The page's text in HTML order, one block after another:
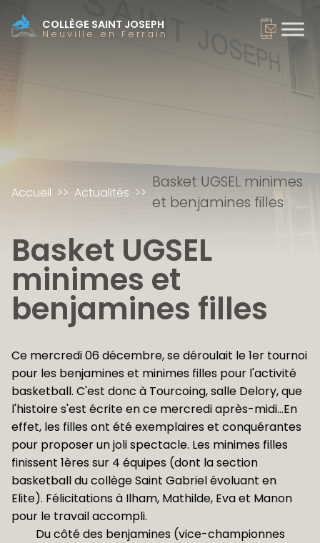
COLLÈGE SAINT JOSEPH
Neuville en Ferrain
Accueil Actualités
Basket UGSEL minimes
et benjamines filles
Basket UGSEL
minimes et
benjamines filles
Ce mercredi 06 décembre, se déroulait le 1er tournoi
pour les benjamines et minimes filles pour l'activité
basketball. C'est donc à Tourcoing, salle Delory, que
l'histoire s'est écrite en ce mercredi après-midi...En
effet, les filles ont été exemplaires et conquérantes
pour proposer un joli spectacle. Les minimes filles
finissent 1ères sur 4 équipes (dont la section
basketball du collège Saint Gabriel évoluant en
Elite). Félicitations à Ilham, Mathilde, Eva et Manon
pour le travail accompli.
Du côté des benjamines (vice-championnes